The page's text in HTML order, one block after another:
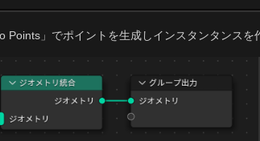
Points」でポイントを生成しインスタンタンスを